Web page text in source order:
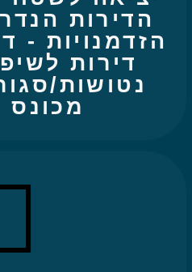
הדירות
הזדמנויות -
דירות
נטושות/
מכונס